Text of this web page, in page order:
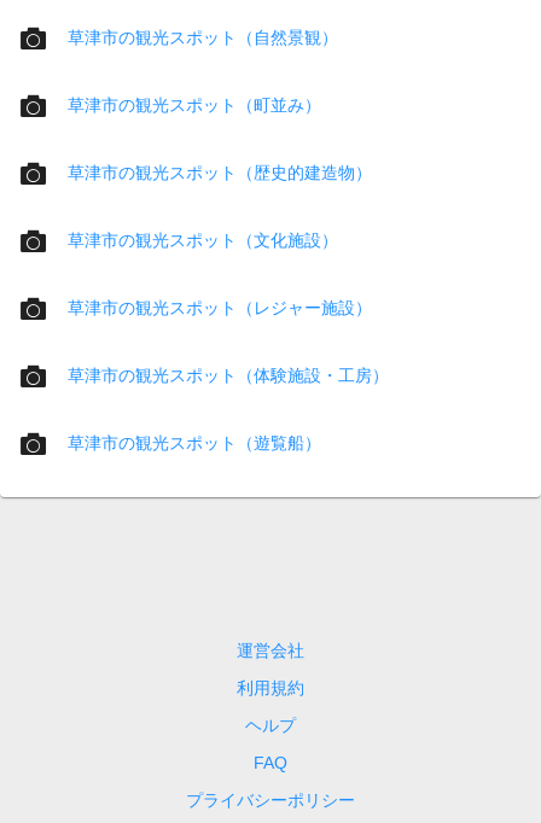
草津市の観光スポット（自然景観）
草津市の観光スポット（町並み）
草津市の観光スポット（歴史的建造物）
草津市の観光スポット（文化施設）
草津市の観光スポット（レジャー施設）
草津市の観光スポット（体験施設・工房）
草津市の観光スポット（遊覧船）
運営会社
利用規約
ヘルプ
FAQ
プライバシーポリシー